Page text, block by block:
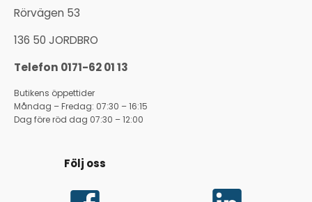
Rörvägen 53
136 50 JORDBRO
Telefon 0171-62 01 13
Butikens öppettider
Måndag – Fredag: 07:30 – 16:15
Dag före röd dag 07:30 – 12:00
Följ oss